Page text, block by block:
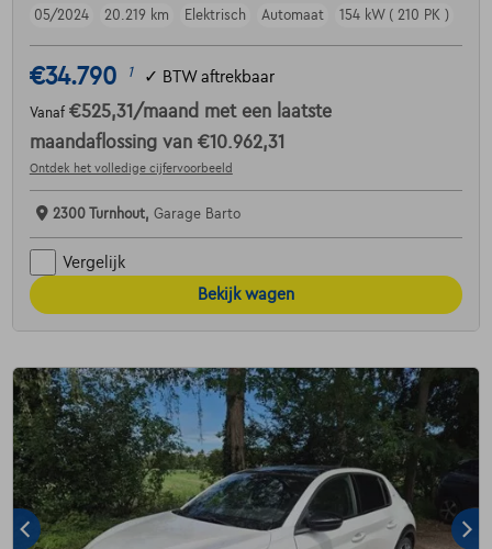
05/2024
20.219 km Elektrisch Automaat 154 kW ( 210 PK )
€34.790 1 ✓ BTW aftrekbaar
Vanaf €525,31 /maand met een laatste
maandaflossing van €10.962,31
Ontdek het volledige cijfervoorbeeld
2300 Turnhout, Garage Barto
Vergelijk
Bekijk wagen